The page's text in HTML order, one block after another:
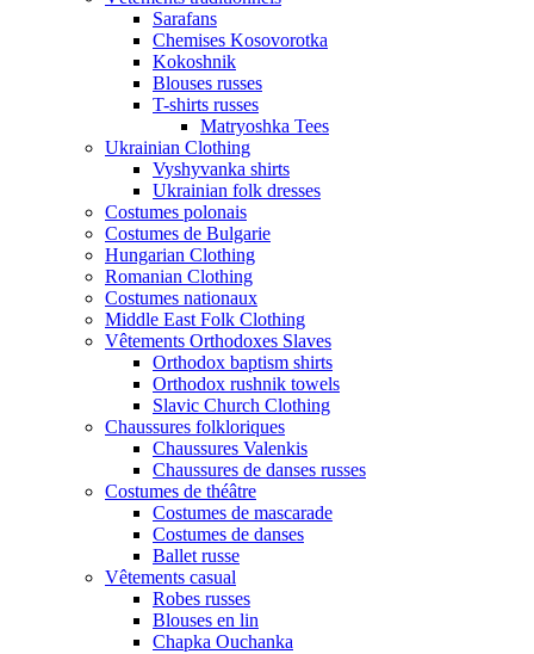
Sarafans
Chemises Kosovorotka
Kokoshnik
Blouses russes
T-shirts russes
Matryoshka Tees
Ukrainian Clothing
Vyshyvanka shirts
Ukrainian folk dresses
Costumes polonais
Costumes de Bulgarie
Hungarian Clothing
Romanian Clothing
Costumes nationaux
Middle East Folk Clothing
Vêtements Orthodoxes Slaves
Orthodox baptism shirts
Orthodox rushnik towels
Slavic Church Clothing
Chaussures folkloriques
Chaussures Valenkis
Chaussures de danses russes
Costumes de théâtre
Costumes de mascarade
Costumes de danses
Ballet russe
Vêtements casual
Robes russes
Blouses en lin
Chapka Ouchanka